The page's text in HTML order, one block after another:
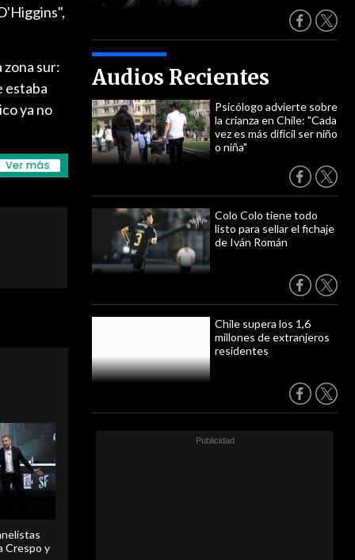
Audios Recientes
Psicólogo advierte sobre
la crianza en Chile: "Cada
vez es más difícil ser niño
o niña"
Colo Colo tiene todo
listo para sellar el fichaje
de Iván Román
Chile supera los 1,6
millones de extranjeros
residentes
zona sur:
estaba
ya no
Crespo y